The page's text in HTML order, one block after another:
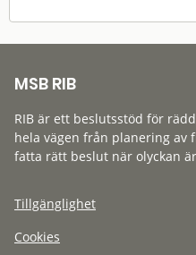
MSB RIB
RIB är ett beslutsstöd för
hela vägen från planering
fatta rätt beslut när olyckan
Tillgänglighet
Cookies